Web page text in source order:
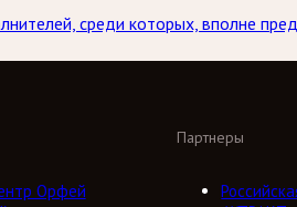
среди которых, вполне
Орфей
Партнеры